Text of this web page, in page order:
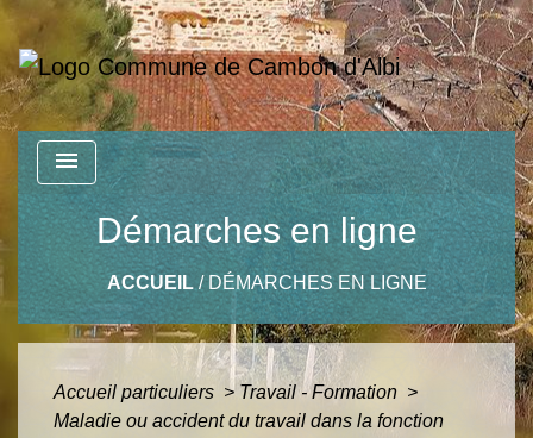
menu
Démarches en ligne
ACCUEIL/ DÉMARCHES EN LIGNE
Accueil particuliers > Travail - Formation >
Maladie ou accident du travail dans la fonction